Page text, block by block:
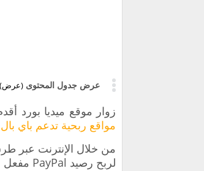
عرض جدول المحتوى (عرض)
زوار موقع ميديا بورد
مواقع ربحية تدعم باي بال
من خلال الإنترنت عبر
لربح رصيد PayPal مفعل او غير مفعل لجميع المبتدئين في عالم الإنترنت